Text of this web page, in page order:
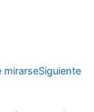
mirarseSiguiente